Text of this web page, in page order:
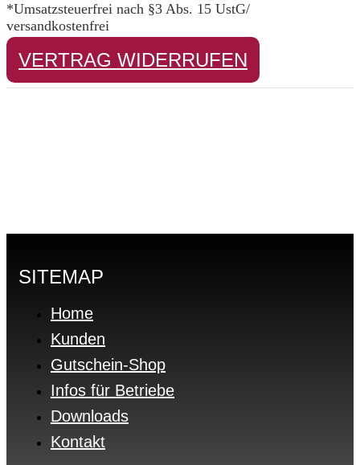
*Umsatzsteuerfrei nach §3 Abs. 15 UstG/
versandkostenfrei
VERTRAG WIDERRUFEN
SITEMAP
Home
Kunden
Gutschein-Shop
Infos für Betriebe
Downloads
Kontakt